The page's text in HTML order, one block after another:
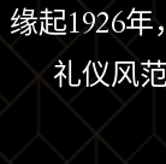
缘起1926
礼仪风